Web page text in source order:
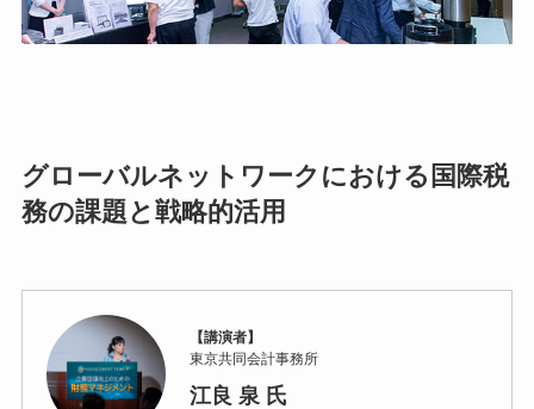
グローバルネットワークにおける国際税
務の課題と戦略的活用
【講演者】
東京共同会計事務所
江良 泉 氏